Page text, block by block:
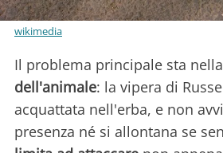
wikimedia
Il problema principale sta nella
dell'animale: la vipera di
acquattata nell'erba, e non
presenza né si allontana se